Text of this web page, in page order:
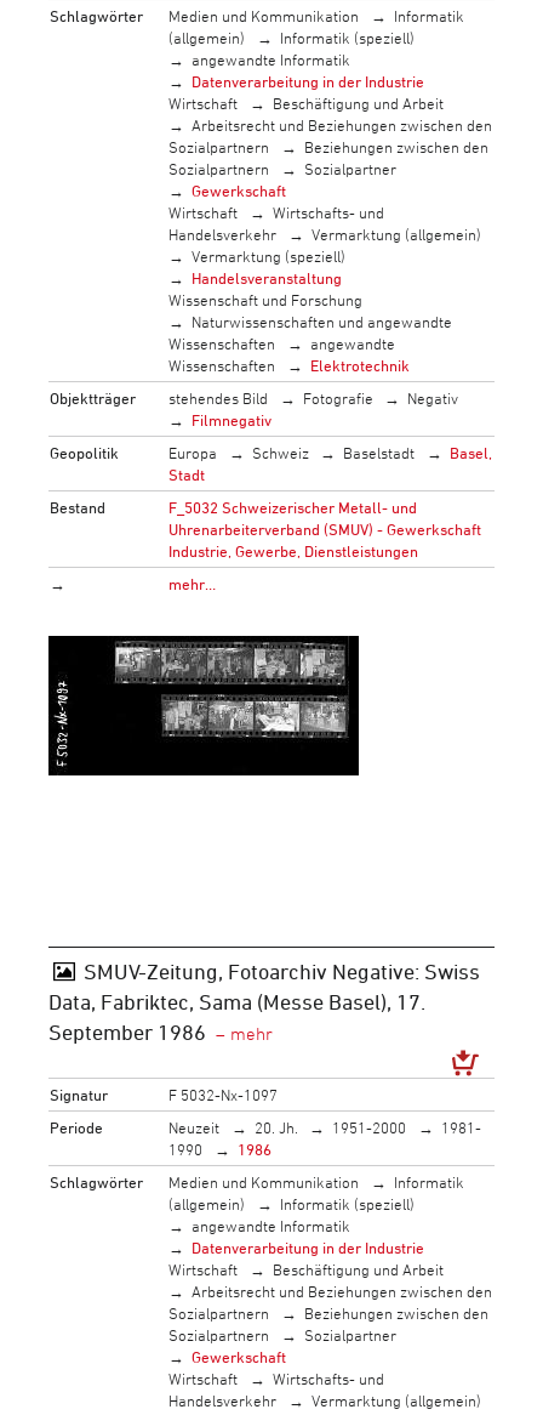
Schlagwörter
Medien und Kommunikation
Informatik
(allgemein)
Informatik (speziell)
angewandte Informatik
Datenverarbeitung in der Industrie
Wirtschaft
Beschäftigung und Arbeit
Arbeitsrecht und Beziehungen zwischen den
Sozialpartnern
Beziehungen zwischen den
Sozialpartnern
Sozialpartner
Gewerkschaft
Wirtschaft
Wirtschafts- und
Handelsverkehr
Vermarktung (allgemein)
Vermarktung (speziell)
Handelsveranstaltung
Wissenschaft und Forschung
Naturwissenschaften und angewandte
Wissenschaften
angewandte
Wissenschaften
Elektrotechnik
Objektträger
stehendes Bild Fotografie
Negativ
Filmnegativ
Geopolitik
Europa Schweiz Baselstadt
Basel,
Stadt
Bestand
F_5032 Schweizerischer Metall- und
Uhrenarbeiterverband (SMUV) - Gewerkschaft
Industrie, Gewerbe, Dienstleistungen
→
mehr…
SMUV-Zeitung, Fotoarchiv Negative: Swiss
Data, Fabriktec, Sama (Messe Basel), 17.
September 1986
Signatur
F 5032-Nx-1097
Periode
Neuzeit 20. Jh. 1951-2000
1981-
1990
1986
Schlagwörter
Medien und Kommunikation
Informatik
(allgemein)
Informatik (speziell)
angewandte Informatik
Datenverarbeitung in der Industrie
Wirtschaft
Beschäftigung und Arbeit
Arbeitsrecht und Beziehungen zwischen den
Sozialpartnern
Beziehungen zwischen den
Sozialpartnern
Sozialpartner
Gewerkschaft
Wirtschaft
Wirtschafts- und
Handelsverkehr
Vermarktung (allgemein)